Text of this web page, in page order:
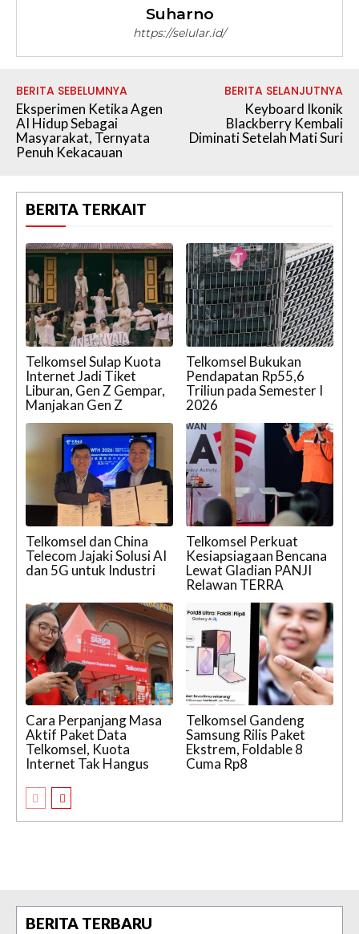
Suharno
https://selular.id/
BERITA SEBELUMNYA
Eksperimen Ketika Agen
AI Hidup Sebagai
Masyarakat, Ternyata
Penuh Kekacauan
BERITA SELANJUTNYA
Keyboard Ikonik
Blackberry Kembali
Diminati Setelah Mati Suri
BERITA TERKAIT
Telkomsel Sulap Kuota
Internet Jadi Tiket
Liburan, Gen Z Gempar,
Manjakan Gen Z
Telkomsel Bukukan
Pendapatan Rp55,6
Triliun pada Semester I
2026
Telkomsel dan China
Telecom Jajaki Solusi AI
dan 5G untuk Industri
Telkomsel Perkuat
Kesiapsiagaan Bencana
Lewat Gladian PANJI
Relawan TERRA
Cara Perpanjang Masa
Aktif Paket Data
Telkomsel, Kuota
Internet Tak Hangus
Telkomsel Gandeng
Samsung Rilis Paket
Ekstrem, Foldable 8
Cuma Rp8
BERITA TERBARU